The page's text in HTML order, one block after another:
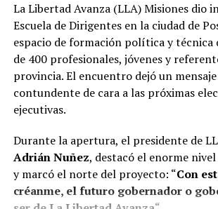
La Libertad Avanza (LLA) Misiones dio
Escuela de Dirigentes en la ciudad de
espacio de formación política y técnica
de 400 profesionales, jóvenes y
provincia. El encuentro dejó un
contundente de cara a las próximas
ejecutivas.
Durante la apertura, el presidente de
Adrián Nuñez, destacó el enorme
y marcó el norte del proyecto: “Con
créanme, el futuro gobernador o